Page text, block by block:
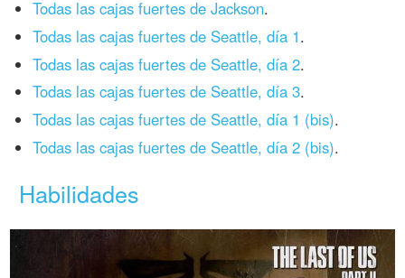
Todas las cajas fuertes de Jackson.
Todas las cajas fuertes de Seattle, día 1.
Todas las cajas fuertes de Seattle, día 2.
Todas las cajas fuertes de Seattle, día 3.
Todas las cajas fuertes de Seattle, día 1 (bis).
Todas las cajas fuertes de Seattle, día 2 (bis).
Habilidades